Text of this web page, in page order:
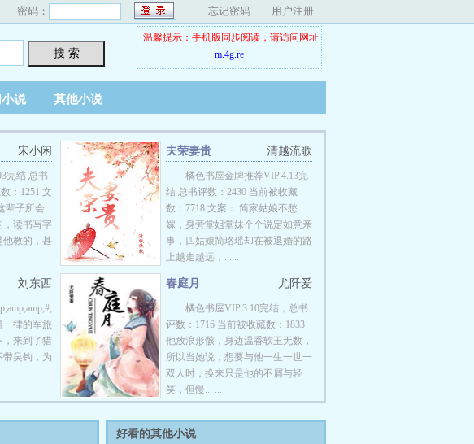
密码： 忘记密码 用户注册
搜 索
温馨提示：手机版同步阅读，请访问网址
m.4g.re
说 其他小说
宋小闲
完结 总书
：1251 文
辈子所会
，读书写字
他教的，甚
清越流歌
夫荣妻贵
橘色书屋金牌推荐VIP.4.13完
结 总书评数：2430 当前被收藏
数：7718 文案： 简家姑娘不愁
嫁，身旁堂姐堂妹个个说定如意亲
事，四姑娘简珞瑶却在被退婚的路
上越走越远，......
刘东西
一律的军旅
，来到了猎
带吴钩，为
尤阡爱
春庭月
橘色书屋VIP.3.10完结，总书
评数：1716 当前被收藏数：1833
他放浪形骸，身边温香软玉无数，
所以当她说，想要与他一生一世一
双人时，换来只是他的不屑与轻
笑，但慢... ...
好看的其他小说